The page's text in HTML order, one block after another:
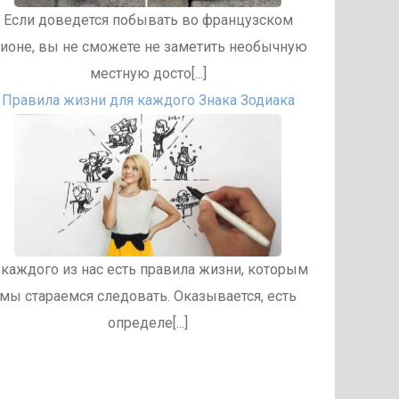
Если доведется побывать во французском
вы не сможете не заметить необычную
местную досто[...]
Правила жизни для каждого Знака Зодиака
из нас есть правила жизни, которым
мы стараемся следовать. Оказывается, есть
определе[...]